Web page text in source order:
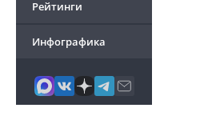
Рейтинги
Инфографика